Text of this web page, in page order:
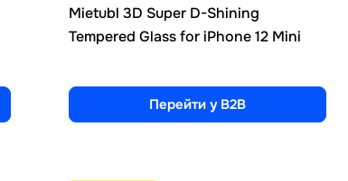
Mietubl 3D Super D-Shining
Tempered Glass for iPhone 12 Mini
Перейти у B2B